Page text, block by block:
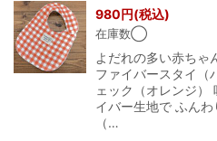
980円(税込)
在庫数◯
よだれの多い赤ち
ファイバースタイ（
ェック（オレンジ）
イバー生地で ふん
（…